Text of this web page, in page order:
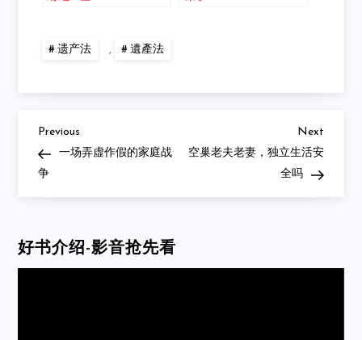
遗产法 , 遺產法
Post
navigation
Previous
Post
Previous
一场弄虚作假的家庭战
争
Next
Post
Next
空巢老夫老妻，独立生活安
全吗
好书介绍-影音抢先看